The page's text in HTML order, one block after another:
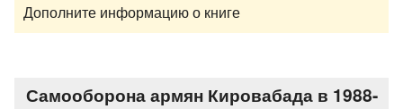
Дополните информацию о книге
Самооборона армян Кировабада в 1988-